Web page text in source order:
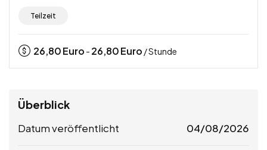
Teilzeit
26,80Euro - 26,80Euro / Stunde
Überblick
Datum veröffentlicht 04/08/2026